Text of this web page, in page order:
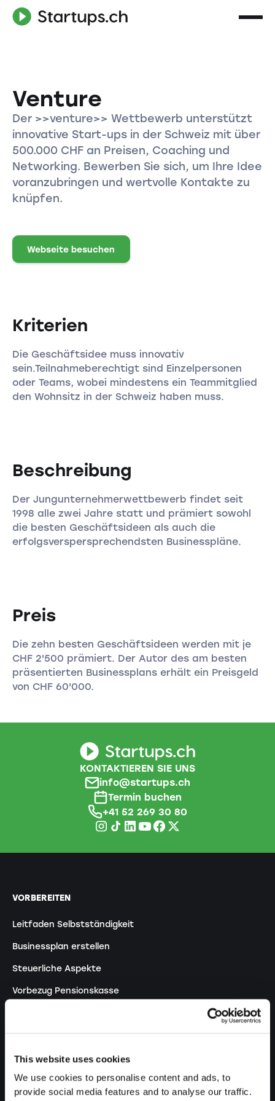
This website uses cookies
We use cookies to personalise content and ads, to
provide social media features and to analyse our traffic.
Venture
Der >>venture>> Wettbewerb unterstützt
innovative Start-ups in der Schweiz mit über
500.000 CHF an Preisen, Coaching und
Networking. Bewerben Sie sich, um Ihre Idee
voranzubringen und wertvolle Kontakte zu
knüpfen.
Webseite besuchen
Kriterien
Die Geschäftsidee muss innovativ
sein.Teilnahmeberechtigt sind Einzelpersonen
oder Teams, wobei mindestens ein Teammitglied
den Wohnsitz in der Schweiz haben muss.
Beschreibung
Der Jungunternehmerwettbewerb findet seit
1998 alle zwei Jahre statt und prämiert sowohl
die besten Geschäftsideen als auch die
erfolgsverspersprechendsten Businesspläne.
Preis
Die zehn besten Geschäftsideen werden mit je
CHF 2'500 prämiert. Der Autor des am besten
präsentierten Businessplans erhält ein Preisgeld
von CHF 60'000.
KONTAKTIEREN SIE UNS
info@startups.ch
Termin buchen
+41 52 269 30 80
VORBEREITEN
Leitfaden Selbstständigkeit
Businessplan erstellen
Steuerliche Aspekte
Vorbezug Pensionskasse
Kurse
Blog
GRÜNDEN